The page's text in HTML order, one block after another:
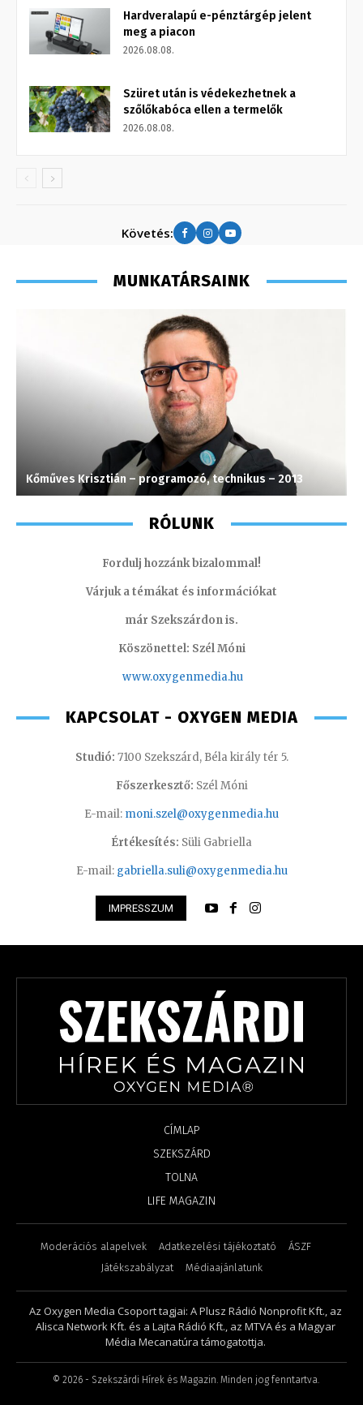
Hardveralapú e-pénztárgép jelent
meg a piacon
2026.08.08.
Szüret után is védekezhetnek a
szőlőkabóca ellen a termelők
2026.08.08.
Követés:
MUNKATÁRSAINK
Kőműves Krisztián – programozó, technikus – 2013
RÓLUNK
Fordulj hozzánk bizalommal!
Várjuk a témákat és információkat
már Szekszárdon is.
Köszönettel: Szél Móni
www.oxygenmedia.hu
KAPCSOLAT - OXYGEN MEDIA
Studió: 7100 Szekszárd, Béla király tér 5.
Főszerkesztő: Szél Móni
E-mail: moni.szel@oxygenmedia.hu
Értékesítés: Süli Gabriella
E-mail: gabriella.suli@oxygenmedia.hu
IMPRESSZUM
CÍMLAP
SZEKSZÁRD
TOLNA
LIFE MAGAZIN
Moderációs alapelvek Adatkezelési tájékoztató
ÁSZF
Játékszabályzat
Médiaajánlatunk
Az Oxygen Media Csoport tagjai: A Plusz Rádió Nonprofit Kft., az
Alisca Network Kft. és a Lajta Rádió Kft., az MTVA és a Magyar
Média Mecanatúra támogatottja.
© 2026- Szekszárdi Hírek és Magazin. Minden jog fenntartva.